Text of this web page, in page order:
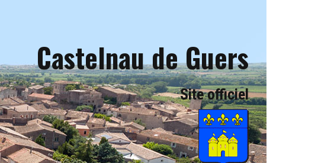
Castelnau de Guers
Site officiel